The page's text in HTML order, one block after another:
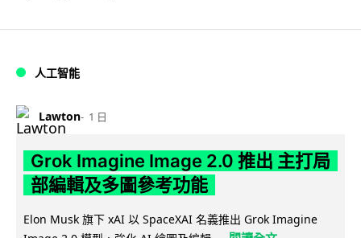
人工智能
Lawton 1 日
Grok Imagine Image 2.0 推出 主打局
部編輯及多圖參考功能
Elon Musk 旗下 xAI 以 SpaceXAI 名義推出 Grok Imagine